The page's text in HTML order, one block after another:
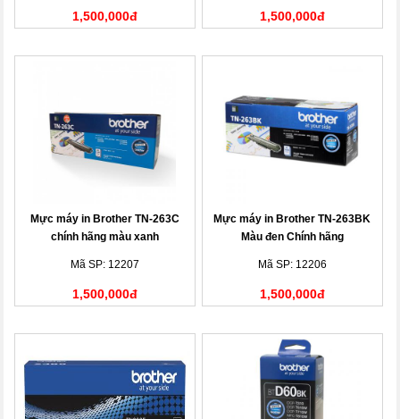
1,500,000đ 1,500,000đ
Mực máy in Brother TN-263C
chính hãng màu xanh
Mã SP: 12207
1,500,000đ
Mực máy in Brother TN-263BK
Màu đen Chính hãng
Mã SP: 12206
1,500,000đ